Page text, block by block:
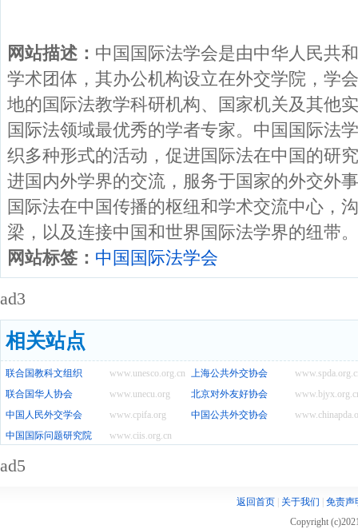
网站描述： 中国国际法学会是由中华人民共
学术团体，其办公机构设立在外交学院，学
地的国际法教学科研机构、国家机关及其他
国际法领域最优秀的学者专家。中国国际法
织多种形式的活动，促进国际法在中国的研
进国内外学界的交流，服务于国家的外交外
国际法在中国传播的枢纽和学术交流中心，
梁，以及连接中国和世界国际法学界的纽带。
网站标签： 中国国际法学会
ad3
相关站点
www.unesco.org.cn
联合国教科文组织
上海公共外交协会
www.unecu.org
联合国华人协会
北京对外友好协会
www.cpifa.org
中国人民外交学会
中国公共外交协会
www.ciis.org.cn
中国国际问题研究院
ad5
返回首页| 关于我们
免责声
Copyright